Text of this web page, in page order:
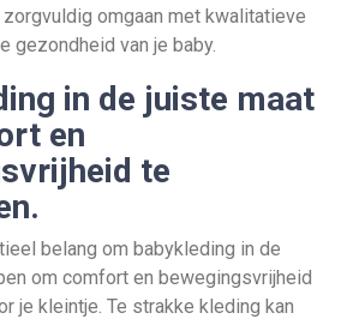
zorgvuldig omgaan met kwalitatieve
gezondheid van je baby.
in de juiste maat
en
te
belang om babykleding in de
om comfort en bewegingsvrijheid
je kleintje. Te strakke kleding kan